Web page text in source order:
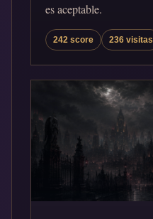
es aceptable.
242 score 236 visitas